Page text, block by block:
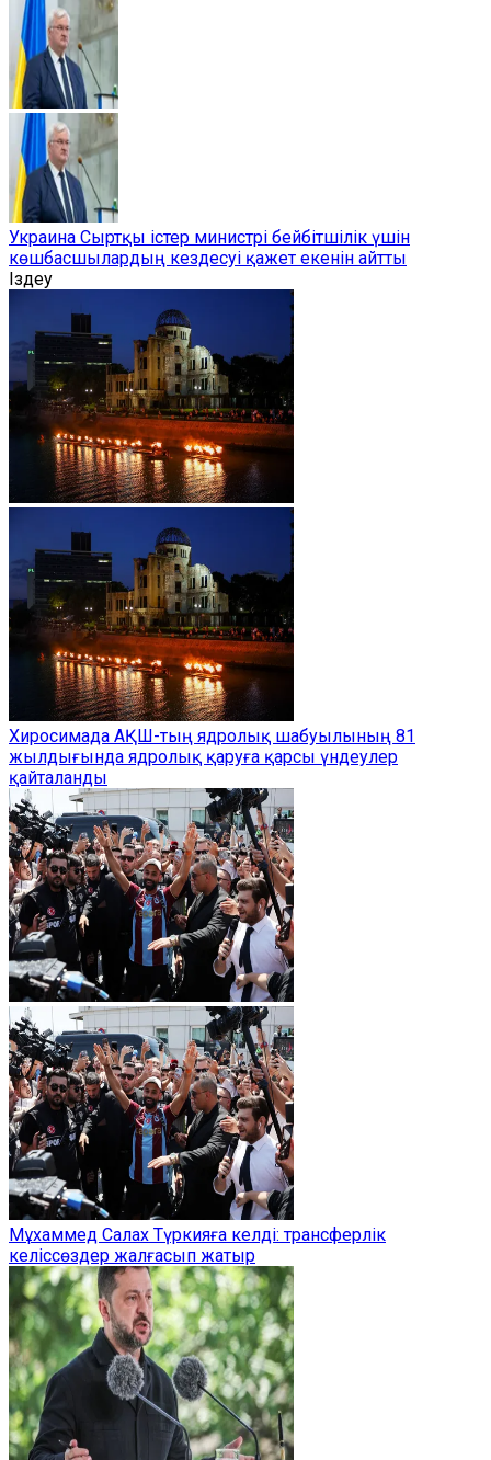
Украина Сыртқы істер министрі бейбітшілік үшін
көшбасшылардың кездесуі қажет екенін айтты
Іздеу
Хиросимада АҚШ-тың ядролық шабуылының 81
жылдығында ядролық қаруға қарсы үндеулер
қайталанды
Мұхаммед Салах Түркияға келді: трансферлік
келіссөздер жалғасып жатыр